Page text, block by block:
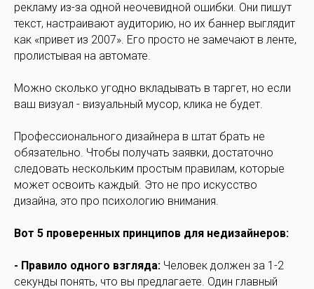
рекламу из-за одной неочевидной ошибки. Они пишут
текст, настраивают аудиторию, но их баннер выглядит
как «привет из 2007». Его просто не замечают в ленте,
пролистывая на автомате.
Можно сколько угодно вкладывать в таргет, но если
ваш визуал - визуальный мусор, клика не будет.
Профессионального дизайнера в штат брать не
обязательно. Чтобы получать заявки, достаточно
следовать нескольким простым правилам, которые
может освоить каждый. Это не про искусство
дизайна, это про психологию внимания.
Вот 5 проверенных принципов для недизайнеров:
- Правило одного взгляда: Человек должен за 1-2
секунды понять, что вы предлагаете. Один главный